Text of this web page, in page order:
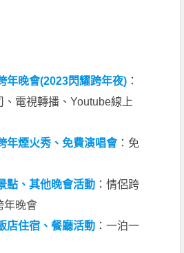
年晚會(2023閃耀跨年夜) ：
、電視轉播、Youtube線上
年煙火秀、免費演唱會：免
點、其他晚會活動 ：情侶跨
年晚會
店住宿、餐廳活動 ：一泊一